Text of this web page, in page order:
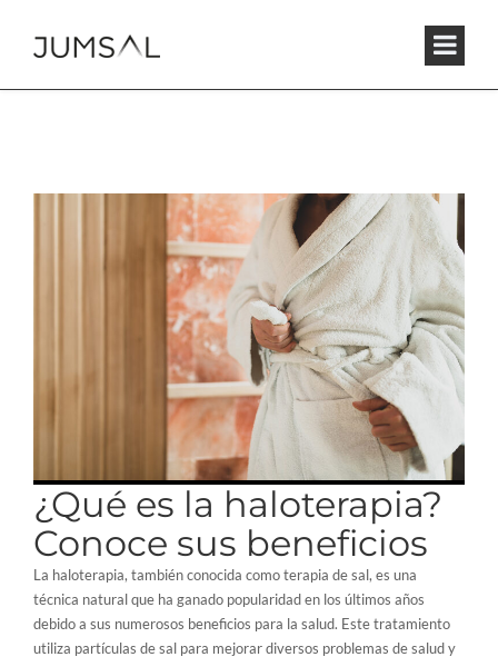
¿Qué es la haloterapia?
Conoce sus beneficios
La haloterapia, también conocida como terapia de sal, es una
técnica natural que ha ganado popularidad en los últimos años
debido a sus numerosos beneficios para la salud. Este tratamiento
utiliza partículas de sal para mejorar diversos problemas de salud y